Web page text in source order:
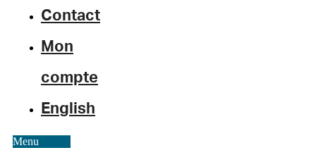
Contact
Mon
compte
English
Menu